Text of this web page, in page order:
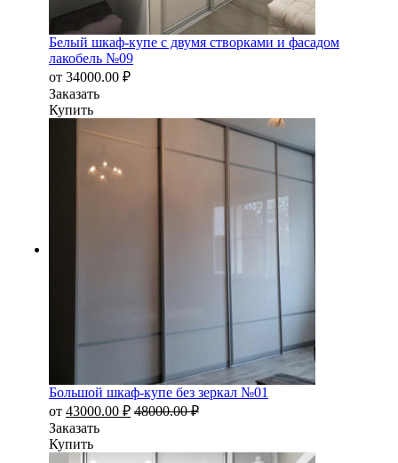
Белый шкаф-купе с двумя створками и фасадом
лакобель №09
от 34000.00 ₽
Заказать
Купить
Большой шкаф-купе без зеркал №01
от 43000.00 ₽ 48000.00₽
Заказать
Купить